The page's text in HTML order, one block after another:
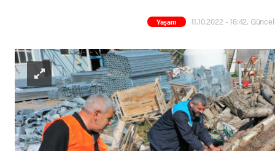
Yaşam 11.10.2022 - 16:42,